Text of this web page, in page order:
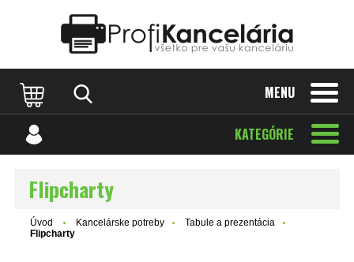
MENU
KATEGÓRIE
Flipcharty
Úvod Kancelárske potreby
Tabule a prezentácia
Flipcharty
Katalóg internetových stránok Designed by Rawpixel.com